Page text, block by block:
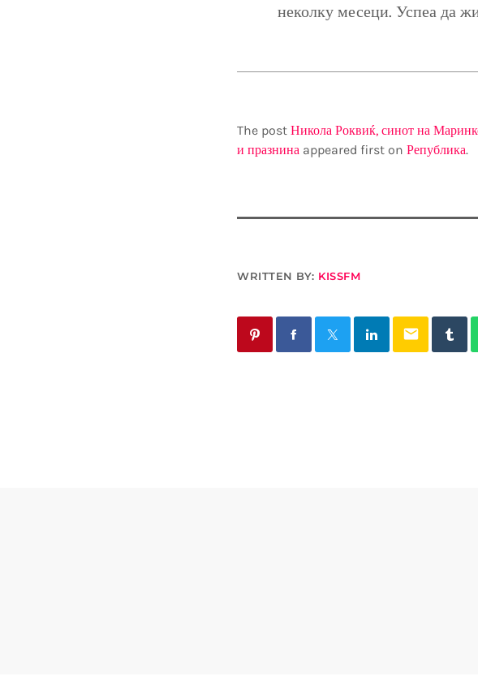
неколку месеци. Успеа да
The post Никола Роквиќ, синот на
и празнина appeared first on Република.
WRITTEN BY: KISSFM
email